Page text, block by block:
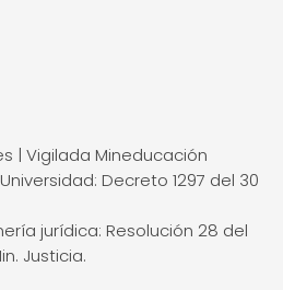
| Vigilada Mineducación
Decreto 1297 del 30
jurídica: Resolución 28 del
Justicia.